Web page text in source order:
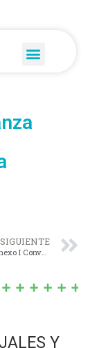
Nº 1339/14 – Anexo I Convenio Marco de Colaboración con la Fiscalía General, Departamental Mercedes.
Y